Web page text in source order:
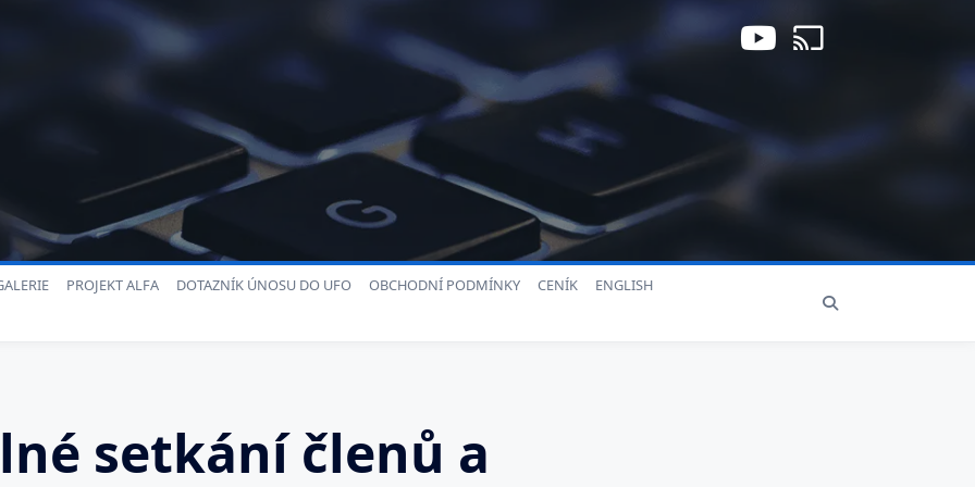
PROJEKT ALFA DOTAZNÍK ÚNOSU DO UFO OBCHODNÍ PODMÍNKY CENÍK
ENGLISH
setkání členů a